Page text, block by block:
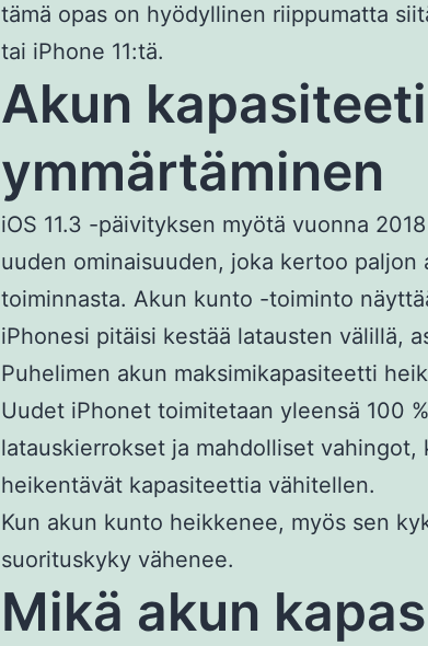
tämä opas on hyödyllinen riippumatta
tai iPhone 11:tä.
Akun
ymmärtäminen
iOS 11.3 -päivityksen myötä vuonna
uuden ominaisuuden, joka kertoo paljon
toiminnasta. Akun kunto -toiminto
iPhonesi pitäisi kestää latausten välillä,
Puhelimen akun maksimikapasiteetti
Uudet iPhonet toimitetaan yleensä 100
latauskierrokset ja mahdolliset vahingot,
heikentävät kapasiteettia vähitellen.
Kun akun kunto heikkenee, myös sen
suorituskyky vähenee.
Mikä akun